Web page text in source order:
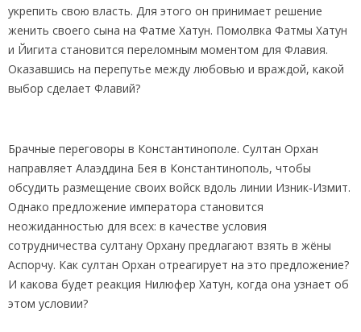
укрепить свою власть. Для этого он принимает решение
женить своего сына на Фатме Хатун. Помолвка Фатмы Хатун
и Йигита становится переломным моментом для Флавия.
Оказавшись на перепутье между любовью и враждой, какой
выбор сделает Флавий?
Брачные переговоры в Константинополе. Султан Орхан
направляет Алаэддина Бея в Константинополь, чтобы
обсудить размещение своих войск вдоль линии Изник‑Измит.
Однако предложение императора становится
неожиданностью для всех: в качестве условия
сотрудничества султану Орхану предлагают взять в жёны
Аспорчу. Как султан Орхан отреагирует на это предложение?
И какова будет реакция Нилюфер Хатун, когда она узнает об
этом условии?